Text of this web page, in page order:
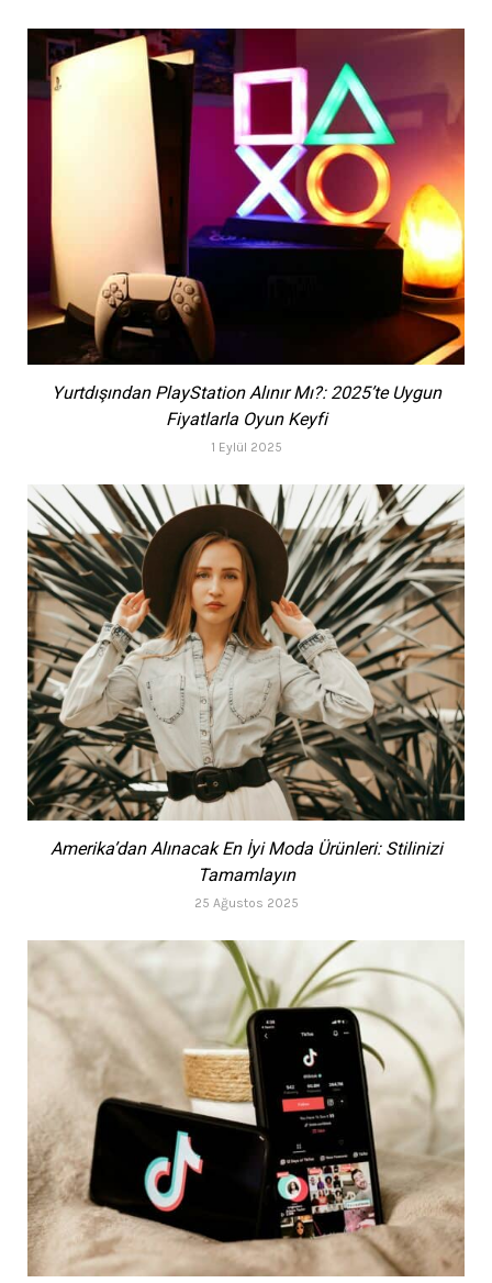
Yurtdışından PlayStation Alınır Mı?: 2025’te Uygun
Fiyatlarla Oyun Keyfi
1 Eylül 2025
Amerika’dan Alınacak En İyi Moda Ürünleri: Stilinizi
Tamamlayın
25 Ağustos 2025